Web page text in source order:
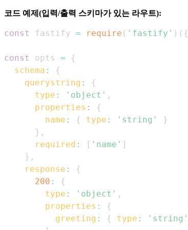
코드 예제(입력/출력 스키마가 있는 라우트):
const fastify = require ( 'fastify' ) ( {
const opts =
{
schema :
{
querystring :
{
type : 'object' ,
properties :
{
name : { type : 'string'
}
} ,
required : [ 'name' ]
} ,
response :
{
200 :
{
type : 'object' ,
properties :
{
greeting : { type : 'string'